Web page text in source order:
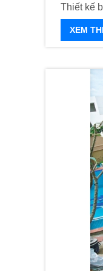
Thiết kế
XEM